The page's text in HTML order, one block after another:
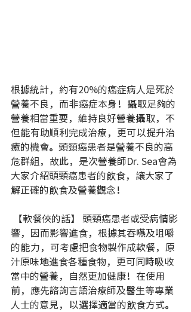
根據統計，約有20%的癌症病人是死於
營養不良，而非癌症本身！攝取足夠的
營養相當重要，維持良好營養攝取，不
但能有助順利完成治療，更可以提升治
癒的機會。頭頸癌患者是營養不良的高
危群組，故此，是次營養師Dr. Sea會為
大家介紹頭頸癌患者的飲食，讓大家了
解正確的飲食及營養觀念！
響，因而影響進食，根據其吞嚥及咀嚼
的能力，可考慮把食物製作成軟餐，原
汁原味地進食各種食物，更可同時吸收
當中的營養，自然更加健康！在使用
前，應先諮詢言語治療師及醫生等專業
人士的意見，以選擇適當的飲食方式。